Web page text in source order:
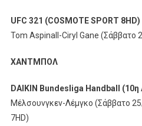
UFC 321 (COSMOTE SPORT 8HD)
Tom Aspinall-Ciryl Gane (Σάββατο
ΧΑΝΤΜΠΟΛ
DAIKIN Bundesliga Handball (10η
Μέλσουνγκεν-Λέμγκο (Σάββατο
7HD)